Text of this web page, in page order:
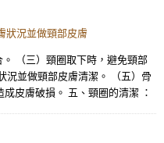
狀況並做頸部皮膚
。 （三）頸圈取下時，避免頸部
況並做頸部皮膚清潔。 （五）骨
皮膚破損。 五、頸圈的清潔 ：